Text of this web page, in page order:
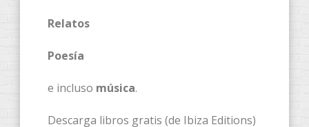
Relatos
Poesía
e incluso música.
Descarga libros gratis (de Ibiza Editions)